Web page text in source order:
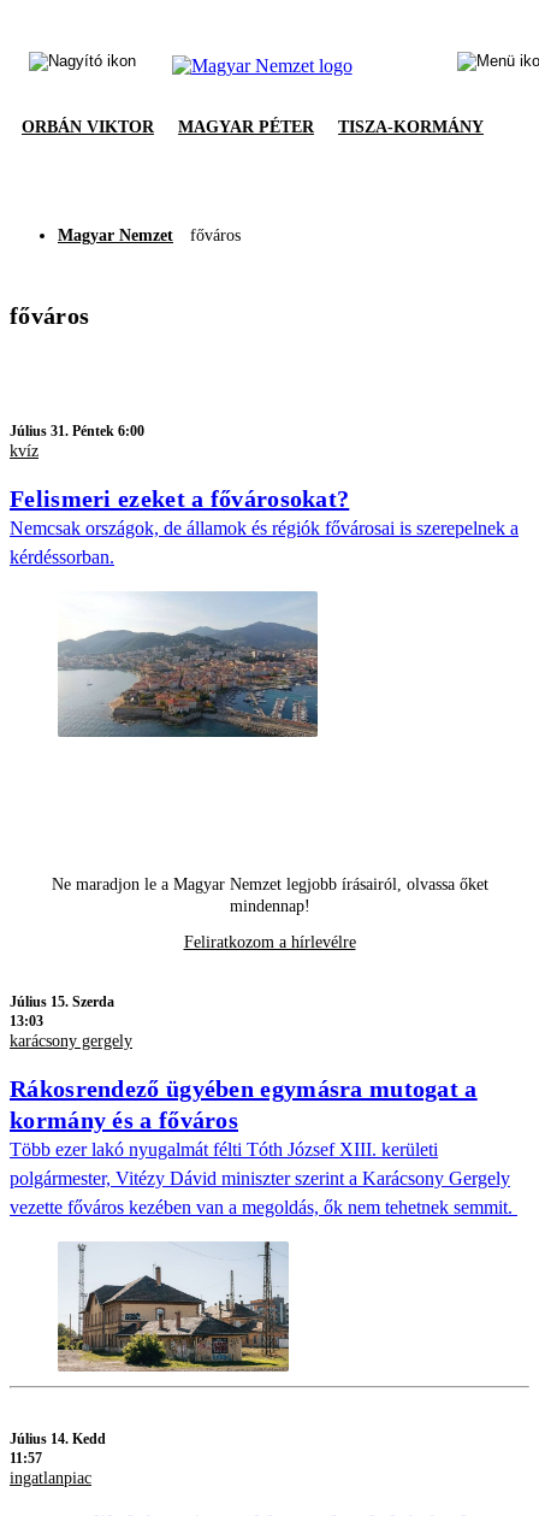
ORBÁN VIKTOR MAGYAR PÉTER TISZA-KORMÁNY
Magyar Nemzet főváros
főváros
Július 31. Péntek 6:00
kvíz
Felismeri ezeket a fővárosokat?
Nemcsak országok, de államok és régiók fővárosai is szerepelnek a
kérdéssorban.
Ne maradjon le a Magyar Nemzet legjobb írásairól, olvassa őket
mindennap!
Feliratkozom a hírlevélre
Július 15. Szerda
13:03
karácsony gergely
Rákosrendező ügyében egymásra mutogat a
kormány és a főváros
Több ezer lakó nyugalmát félti Tóth József XIII. kerületi
polgármester, Vitézy Dávid miniszter szerint a Karácsony Gergely
vezette főváros kezében van a megoldás, ők nem tehetnek semmit.
Július 14. Kedd
11:57
ingatlanpiac